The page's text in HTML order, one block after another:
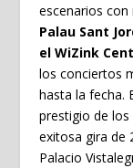
escenarios con
Palau Sant
el WiZink
los conciertos
hasta la fecha.
prestigio de
exitosa gira de
Palacio